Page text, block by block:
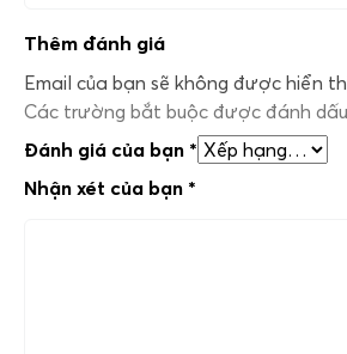
Thêm đánh giá
Email của bạn sẽ không được hiển
Các trường bắt buộc được đánh dấu
Đánh giá của bạn *
Nhận xét của bạn *